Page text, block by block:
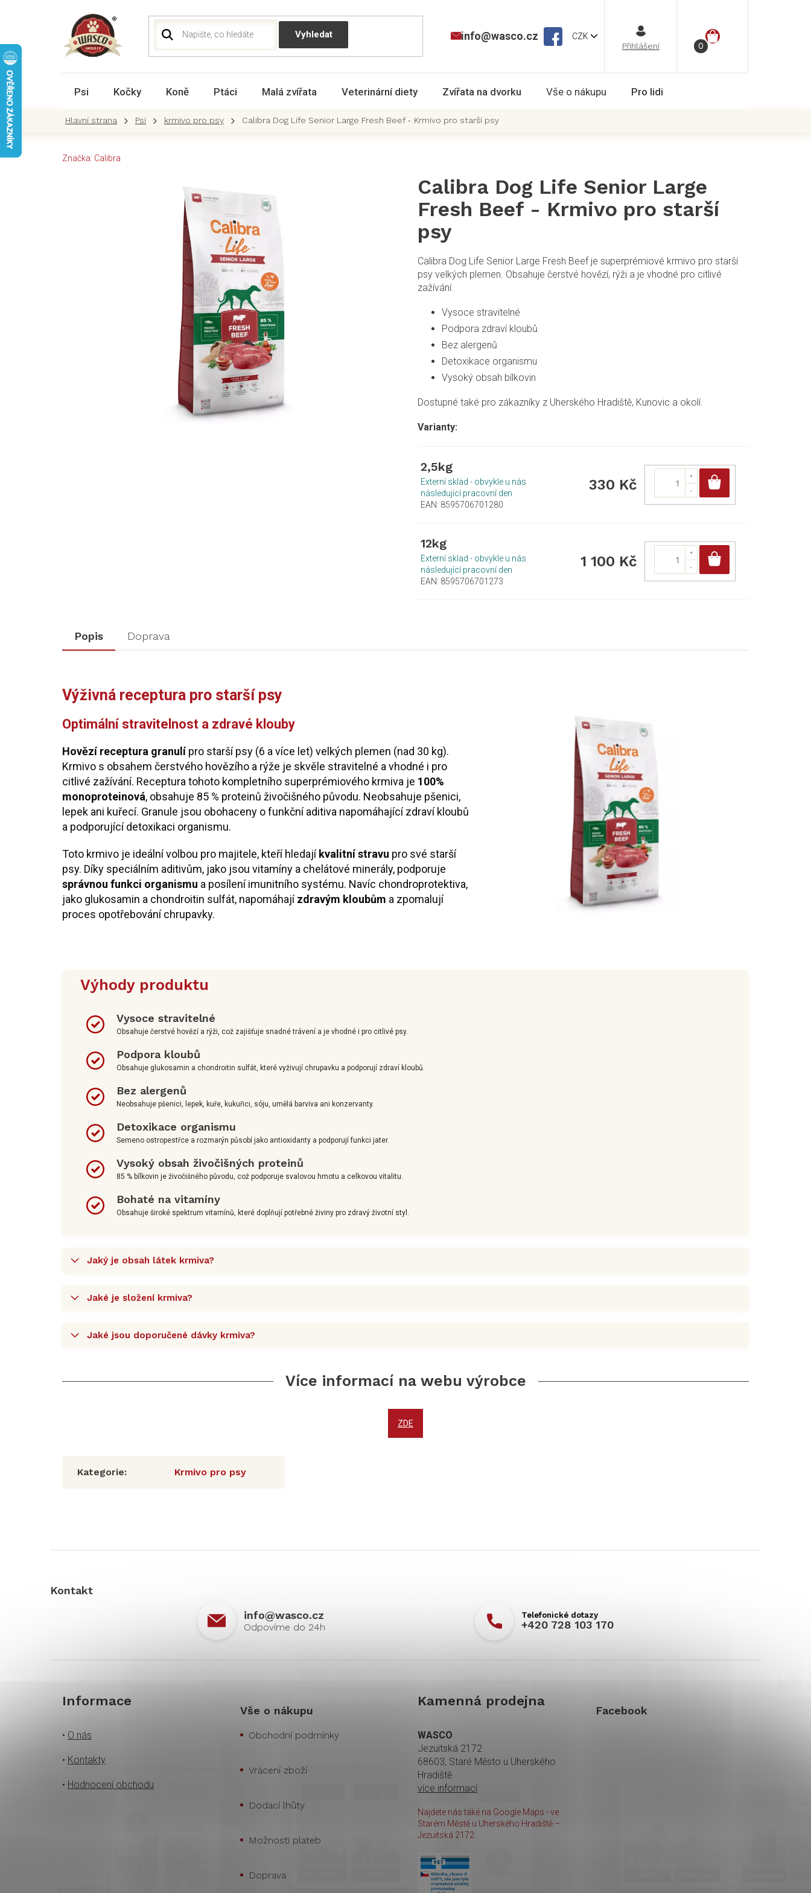
CZK
NÁKUPNÍ
info@wasco.cz
Psi Kočky Koně Ptáci Malá zvířata Veterinární diety Zvířata na dvorku Vše o nákupu Pro lidi
Psi krmivo pro psy Calibra Dog Life Senior Large Fresh Beef - Krmivo pro starší psy
Značka: Calibra
Calibra Dog Life Senior Large Fresh Beef je superprémiové krmivo pro starší
psy velkých plemen. Obsahuje čerstvé hovězí, rýži a je vhodné pro citlivé
zažívání.
Vysoce stravitelné
Podpora zdraví kloubů
Bez alergenů
Detoxikace organismu
Vysoký obsah bílkovin
Dostupné také pro zákazníky z Uherského Hradiště, Kunovic a okolí.
Calibra Dog Life Senior Large
Fresh Beef - Krmivo pro starší
psy
2,5kg
Externí sklad - obvykle u nás
následující pracovní den
EAN: 8595706701280
330 Kč
12kg
Externí sklad - obvykle u nás
následující pracovní den
EAN: 8595706701273
1 100 Kč
Popis Doprava
Výživná receptura pro starší psy
Optimální stravitelnost a zdravé klouby
Hovězí receptura granulípro starší psy (6 a více let) velkých plemen (nad 30 kg).
Krmivo s obsahem čerstvého hovězího a rýže je skvěle stravitelné a vhodné i pro
citlivé zažívání. Receptura tohoto kompletního superprémiového krmiva je 100%
monoproteinová, obsahuje 85 % proteinů živočišného původu. Neobsahuje pšenici,
lepek ani kuřecí. Granule jsou obohaceny o funkční aditiva napomáhající zdraví kloubů
a podporující detoxikaci organismu.
Toto krmivo je ideální volbou pro majitele, kteří hledají kvalitní stravu pro své starší
psy. Díky speciálním aditivům, jako jsou vitamíny a chelátové minerály, podporuje
správnou funkci organismu a posílení imunitního systému. Navíc chondroprotektiva,
jako glukosamin a chondroitin sulfát, napomáhajízdravým kloubům a zpomalují
proces opotřebování chrupavky.
Výhody produktu
Vysoce stravitelné
Obsahuje čerstvé hovězí a rýži, což zajišťuje snadné trávení a je vhodné i pro citlivé psy.
Podpora kloubů
Obsahuje glukosamin a chondroitin sulfát, které vyživují chrupavku a podporují zdraví kloubů.
Bez alergenů
Neobsahuje pšenici, lepek, kuře, kukuřici, sóju, umělá barviva ani konzervanty.
Detoxikace organismu
Semeno ostropestřce a rozmarýn působí jako antioxidanty a podporují funkci jater.
Vysoký obsah živočišných proteinů
85 % bílkovin je živočišného původu, což podporuje svalovou hmotu a celkovou vitalitu.
Bohaté na vitamíny
Obsahuje široké spektrum vitamínů, které doplňují potřebné živiny pro zdravý životní styl.
Jaký je obsah látek krmiva?
Jaké je složení krmiva?
Jaké jsou doporučené dávky krmiva?
Více informací na webu výrobce
ZDE
Kategorie: Krmivo pro psy
Kontakt
info@wasco.cz
+420 728 103 170
Informace
• O nás
• Kontakty
• Hodnocení obchodu
Vše o nákupu
Obchodní podmínky
Vrácení zboží
Dodací lhůty
Možnosti plateb
Doprava
Kamenná prodejna
WASCO
Jezuitská 2172
68603, Staré Město u Uherského
Hradiště
více informací
Najdete nás také na Google Maps - ve
Starém Městě u Uherského Hradiště –
Jezuitská 2172.
Facebook